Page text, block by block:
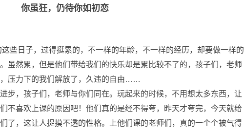
你虽狂，仍待你如初恋
日子，过得挺累的，不一样的年龄，不一样的经历，却要做一样的
虽然累，但是他们带给我们的快乐却是累比较不了的，孩子们，老师
压力下的我们解放了，久违的自由……
步，孩子们，老师与你们同在。玩起来的时候，不用想太多东西，让
不喜欢上课的原因吧！他们真的是经不得夸，昨天才夸完，今天就给
了，这让人捉摸不透的性格。上他们课的老师们，真的一个个被气得